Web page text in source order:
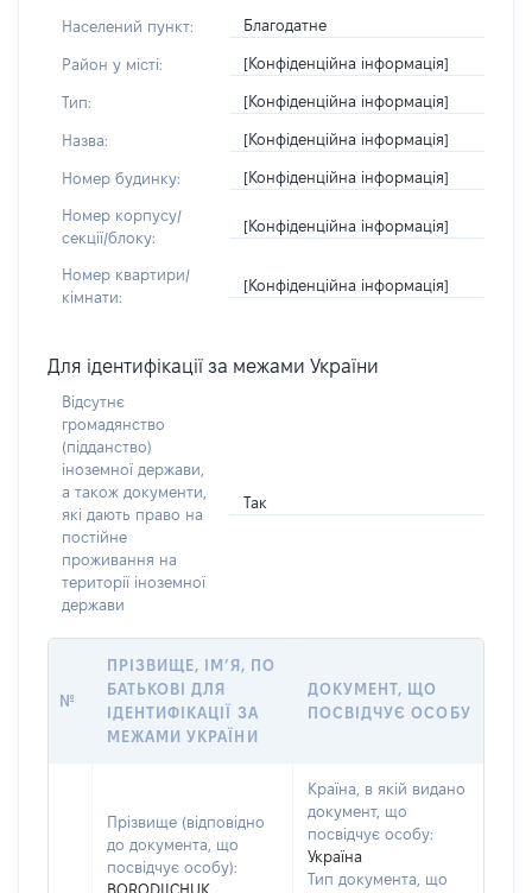
Населений пункт: Благодатне
Район у місті: [Конфіденційна інформація]
Тип: [Конфіденційна інформація]
Назва: [Конфіденційна інформація]
Номер будинку: [Конфіденційна інформація]
Номер корпусу/
секції/блоку:
[Конфіденційна інформація]
Номер квартири/
кімнати:
[Конфіденційна інформація]
Для ідентифікації за межами України
Відсутнє
громадянство
(підданство)
іноземної держави,
а також документи,
які дають право на
постійне
проживання на
території іноземної
держави
Так
№
ПРІЗВИЩЕ, ІМ’Я, ПО
БАТЬКОВІ ДЛЯ
ІДЕНТИФІКАЦІЇ ЗА
МЕЖАМИ УКРАЇНИ
ДОКУМЕНТ, ЩО
ПОСВІДЧУЄ ОСОБУ
Прізвище (відповідно
до документа, що
посвідчує особу):
BORODIICHUK
Країна, в якій видано
документ, що
посвідчує особу:
Україна
Тип документа, що